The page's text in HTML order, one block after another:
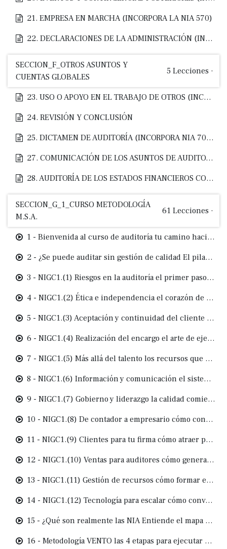
21. EMPRESA EN MARCHA (INCORPORA LA NIA 570)
22. DECLARACIONES DE LA ADMINISTRACIÓN (INCORPORA NIA 580)
SECCION_F_OTROS ASUNTOS Y
CUENTAS GLOBALES
5 Lecciones ·
23. USO O APOYO EN EL TRABAJO DE OTROS (INCORPORA NIA 600, 610 y 620)
24. REVISIÓN Y CONCLUSIÓN
25. DICTAMEN DE AUDITORÍA (INCORPORA NIA 700 y 701)
27. COMUNICACIÓN DE LOS ASUNTOS DE AUDITORÍA A LA DIRECCIÓN (INCORPORA NIA 260)
28. AUDITORÍA DE LOS ESTADOS FINANCIEROS CONSOLIDADOS
SECCION_G_1_CURSO METODOLOGÍA
M.S.A.
61 Lecciones ·
1 - Bienvenida al curso de auditoría tu camino hacia una práctica profesional actualizada
2 - ¿Se puede auditar sin gestión de calidad El pilar que todo auditor debe comprender
3 - NIGC1.(1) Riesgos en la auditoría el primer paso para construir calidad desde tu firma
4 - NIGC1.(2) Ética e independencia el corazón de una auditoría íntegra
5 - NIGC1.(3) Aceptación y continuidad del cliente mucho más que un checklist
6 - NIGC1.(4) Realización del encargo el arte de ejecutar auditorías con método, no solo experiencia
7 - NIGC1.(5) Más allá del talento los recursos que hacen posible una auditoría de calidad
8 - NIGC1.(6) Información y comunicación el sistema nervioso de una auditoría profesional
9 - NIGC1.(7) Gobierno y liderazgo la calidad comienza contigo (si liderás una firma)
10 - NIGC1.(8) De contador a empresario cómo construir una firma con propósito y posicionamiento
11 - NIGC1.(9) Clientes para tu firma cómo atraer prospectos con estrategia (no con suerte)
12 - NIGC1.(10) Ventas para auditores cómo generar confianza y dejar de competir por precio
13 - NIGC1.(11) Gestión de recursos cómo formar equipos que trabajen con tu método, no con teoría suelta
14 - NIGC1.(12) Tecnología para escalar cómo convertir tu firma en una empresa innovadora
15 - ¿Qué son realmente las NIA Entiende el mapa completo de las normas internacionales de auditoría
16 - Metodología VENTO las 4 etapas para ejecutar auditorías desde la A hasta la Z